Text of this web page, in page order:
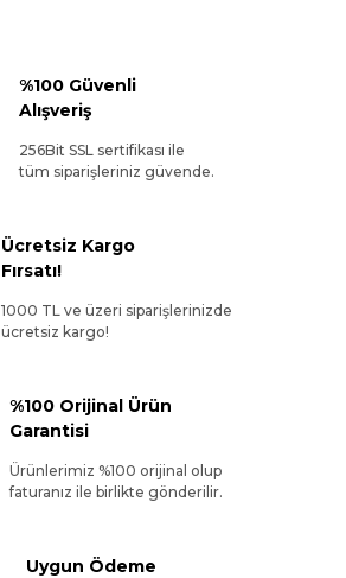
%100 Güvenli
Alışveriş
256Bit SSL sertifikası ile
tüm siparişleriniz güvende.
Ücretsiz Kargo
Fırsatı!
1000 TL ve üzeri siparişlerinizde
ücretsiz kargo!
%100 Orijinal Ürün
Garantisi
Ürünlerimiz %100 orijinal olup
faturanız ile birlikte gönderilir.
Uygun Ödeme